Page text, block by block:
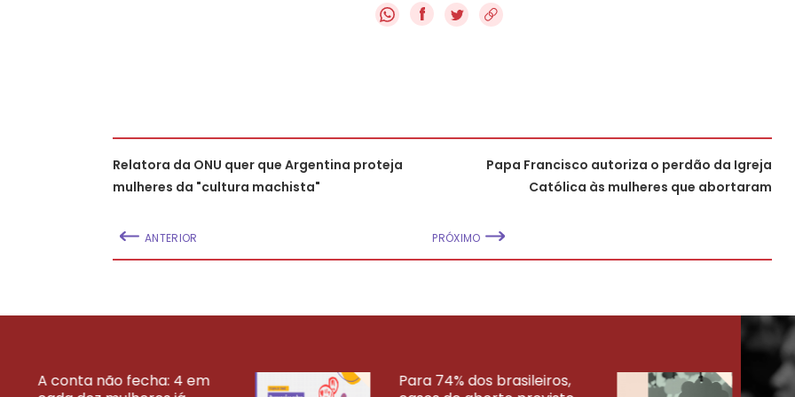
f
Relatora da ONU quer que Argentina proteja
mulheres da "cultura machista"
ANTERIOR
Papa Francisco autoriza o perdão da Igreja
Católica às mulheres que abortaram
PRÓXIMO
A conta não fecha: 4 em
Para 74% dos brasileiros,